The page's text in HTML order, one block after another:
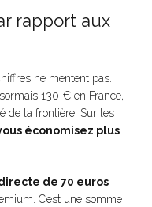
rapport aux
ne mentent pas.
130 € en France,
de la frontière. Sur les
économisez plus
de 70 euros
C’est une somme